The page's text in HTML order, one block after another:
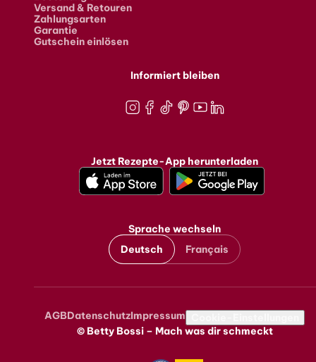
Versand & Retouren
Zahlungsarten
Garantie
Gutschein einlösen
Informiert bleiben
Jetzt Rezepte-App herunterladen
Sprache wechseln
Deutsch
Français
Metanavigation
AGBDatenschutzImpressum
© Betty Bossi – Mach was dir schmeckt